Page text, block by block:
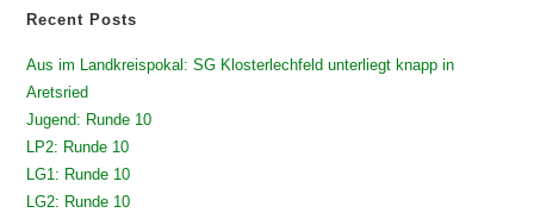
Recent Posts
Aus im Landkreispokal: SG Klosterlechfeld unterliegt knapp in
Aretsried
Jugend: Runde 10
LP2: Runde 10
LG1: Runde 10
LG2: Runde 10